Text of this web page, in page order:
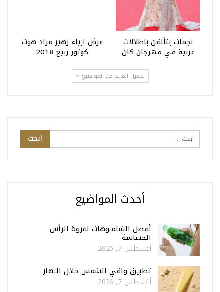
نجمات يتألقن باطلالات
عربية في مهرجان كان
عرض ازياء زهير مراد هوت
كوتور ربيع 2018
تحميل المزيد من المواضيع
أحدث المواضيع
أفضل الشامبوهات لفروة الرأس
الحساسة
أغسطس 7, 2026
تطبيق واقي الشمس خلال النهار
أغسطس 7, 2026